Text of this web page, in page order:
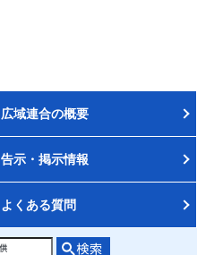
広域連合の概要
告示・掲示情報
よくある質問